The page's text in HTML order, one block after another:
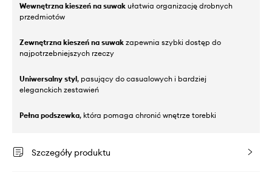
Wewnętrzna kieszeń na suwak ułatwia organizację drobnych
przedmiotów
Zewnętrzna kieszeń na suwak zapewnia szybki dostęp do
najpotrzebniejszych rzeczy
Uniwersalny styl, pasujący do casualowych i bardziej
eleganckich zestawień
Pełna podszewka, która pomaga chronić wnętrze torebki
Szczegóły produktu